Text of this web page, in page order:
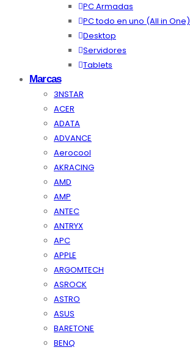
PC Armadas
PC todo en uno (All in One)
Desktop
Servidores
Tablets
Marcas
3NSTAR
ACER
ADATA
ADVANCE
Aerocool
AKRACING
AMD
AMP
ANTEC
ANTRYX
APC
APPLE
ARGOMTECH
ASROCK
ASTRO
ASUS
BARETONE
BENQ